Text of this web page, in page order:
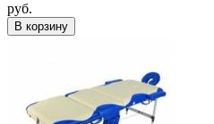
руб.
В корзину